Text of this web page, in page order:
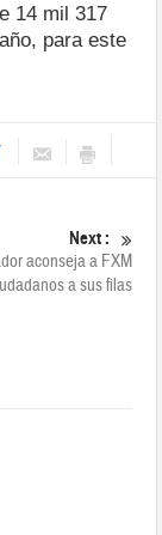
14 mil 317
para este
Next :
aconseja a FXM
a sus filas